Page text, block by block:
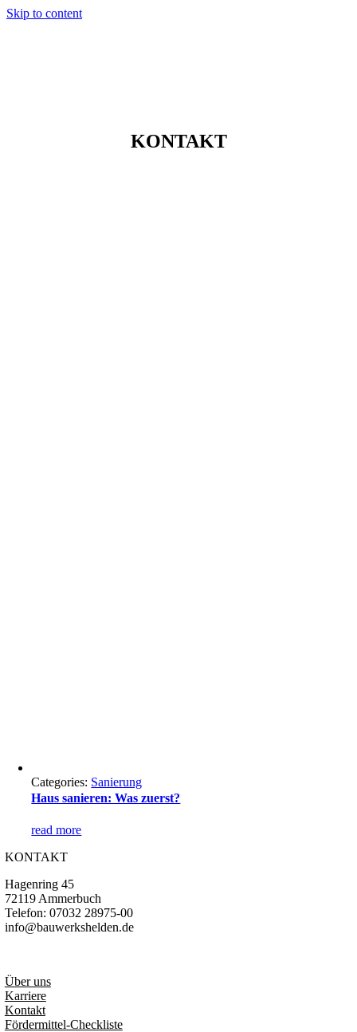
Skip to content
KONTAKT
Categories: Sanierung
Haus sanieren: Was zuerst?
read more
KONTAKT
Hagenring 45
72119 Ammerbuch
Telefon: 07032 28975-00
info@bauwerkshelden.de
Über uns
Karriere
Kontakt
Fördermittel-Checkliste